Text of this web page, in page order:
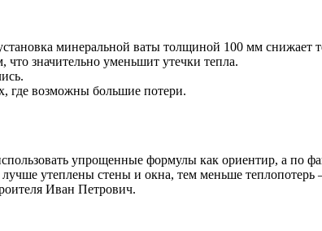
минеральной ваты толщиной 100 мм снижает
значительно уменьшит утечки тепла.
где возможны большие потери.
упрощенные формулы как ориентир, а по
утеплены стены и окна, тем меньше
Иван Петрович.